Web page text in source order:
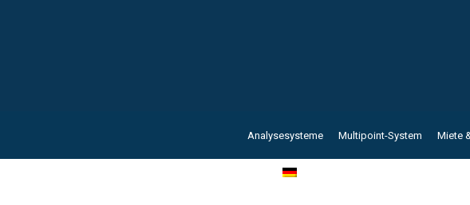
Analysesysteme Multipoint-System Miete